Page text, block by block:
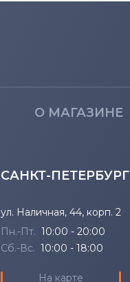
О МАГАЗИНЕ
САНКТ-ПЕТЕРБУРГ
ул. Наличная, 44, корп. 2
Пн.-Пт. 10:00 - 20:00
Сб.-Вс. 10:00 - 18:00
На карте